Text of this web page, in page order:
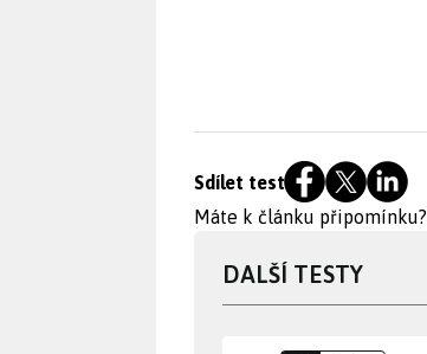
Sdílet test
Máte k článku připomínku?
DALŠÍ TESTY